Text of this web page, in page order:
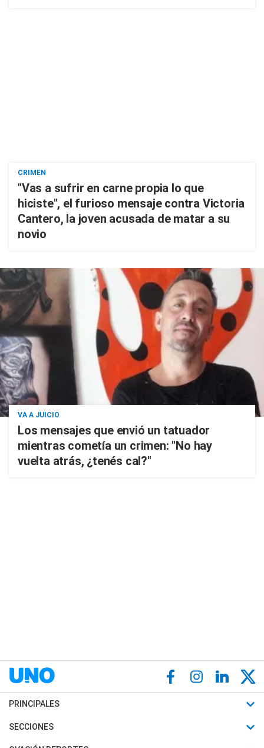
CRIMEN
"Vas a sufrir en carne propia lo que
hiciste", el furioso mensaje contra Victoria
Cantero, la joven acusada de matar a su
novio
VA A JUICIO
Los mensajes que envió un tatuador
mientras cometía un crimen: "No hay
vuelta atrás, ¿tenés cal?"
PRINCIPALES
Últimas Noticias
Política
SECCIONES